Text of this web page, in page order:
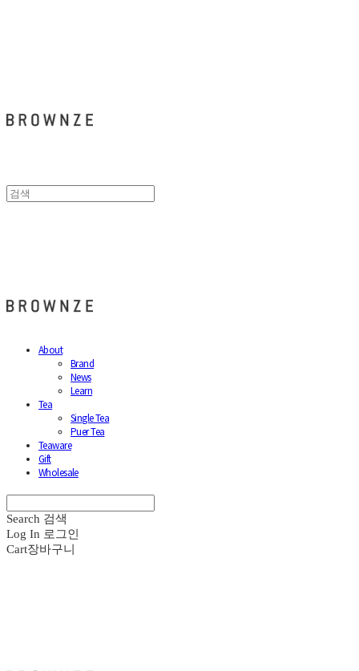
About
Brand
News
Learn
Tea
Single Tea
Puer Tea
Teaware
Gift
Wholesale
Search 검색
Log In 로그인
Cart장바구니